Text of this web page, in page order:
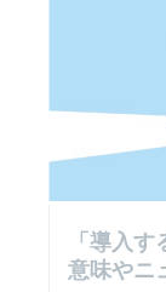
「導入
意味やニ